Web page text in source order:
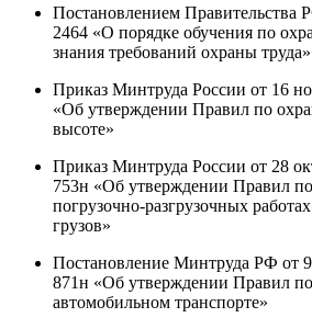
Постановлением Правительства
2464 «О порядке обучения по
знания требований охраны труда»
Приказ Минтруда России от 16
«Об утверждении Правил по
высоте»
Приказ Минтруда России от 28
753н «Об утверждении Правил
погрузочно-разгрузочных
грузов»
Постановление Минтруда РФ от 9
871н «Об утверждении Правил по
автомобильном транспорте»